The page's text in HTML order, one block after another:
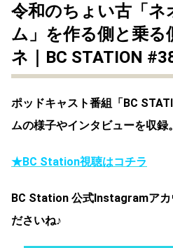
令和のちょい古「ネ
ム」を作る側と乗る
ネ｜BC STATION
ポッドキャスト番組「BC
ムの様子やインタビューを収録
★BC Station視聴はコチラ
BC Station 公式Instagramアカ
ださいね♪